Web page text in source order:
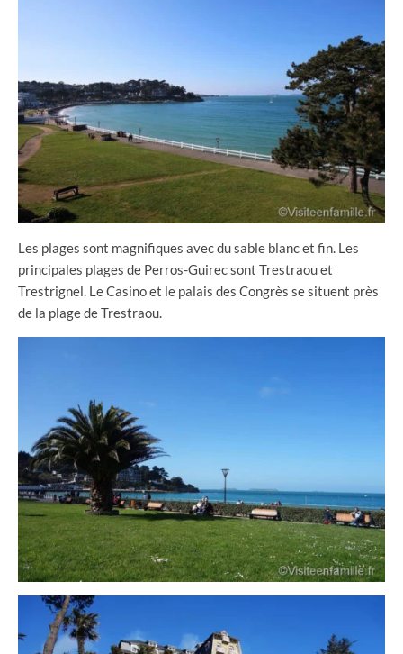
Les plages sont magnifiques avec du sable blanc et fin. Les
principales plages de Perros-Guirec sont Trestraou et
Trestrignel. Le Casino et le palais des Congrès se situent près
de la plage de Trestraou.